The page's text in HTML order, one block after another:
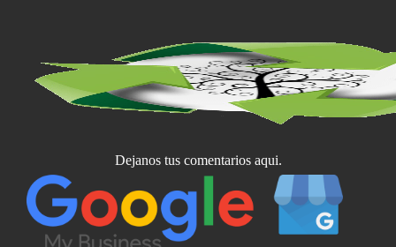
Dejanos tus comentarios aqui.